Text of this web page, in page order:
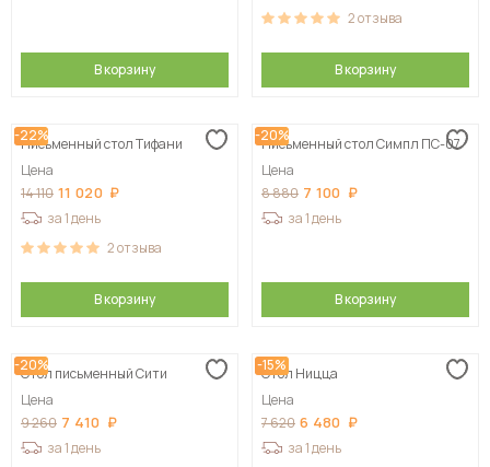
В корзину
2отзыва
В корзину
-22%
Письменный стол Тифани
Цена
14 110 11 020
за 1 день
2отзыва
В корзину
-20%
Письменный стол Симпл ПС-07
Цена
8 880 7 100
за 1 день
В корзину
-20%
Стол письменный Сити
Цена
9 260 7 410
за 1 день
-15%
Стол Ницца
Цена
7 620 6 480
за 1 день